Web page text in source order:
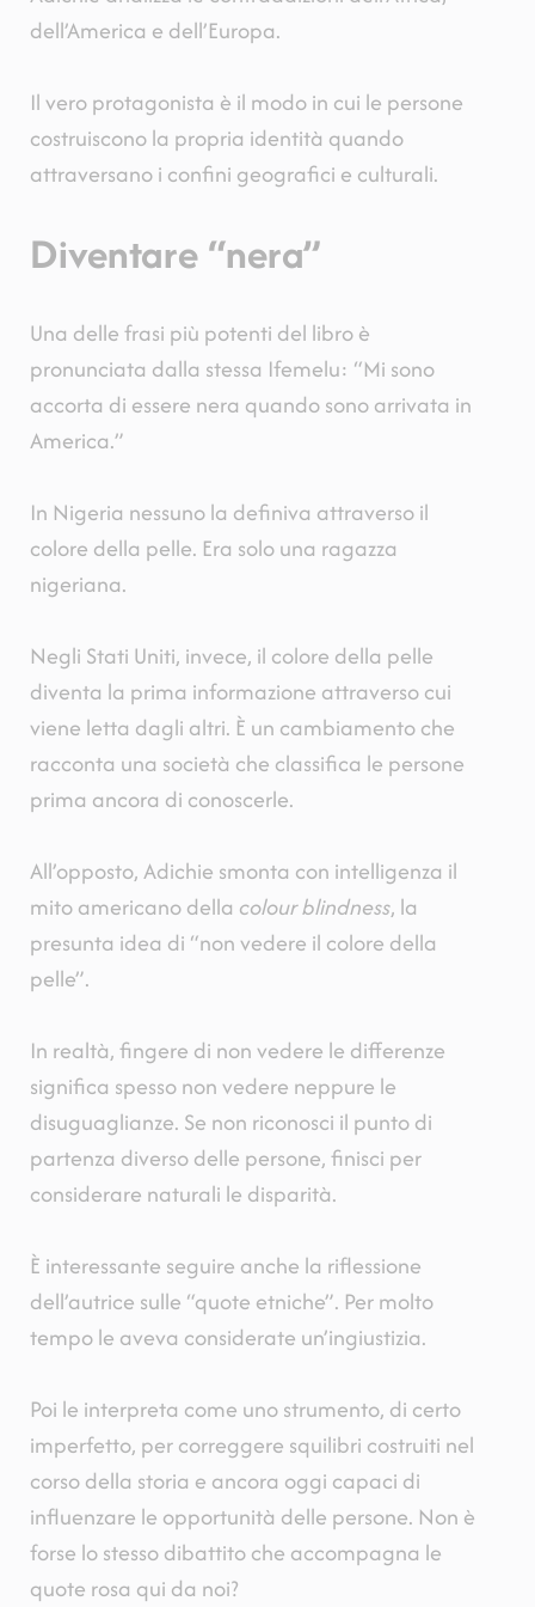
dell’America e dell’Europa.
Il vero protagonista è il modo in cui le persone
costruiscono la propria identità quando
attraversano i confini geografici e culturali.
Diventare “nera”
Una delle frasi più potenti del libro è
pronunciata dalla stessa Ifemelu: “Mi sono
accorta di essere nera quando sono arrivata in
America.”
In Nigeria nessuno la definiva attraverso il
colore della pelle. Era solo una ragazza
nigeriana.
Negli Stati Uniti, invece, il colore della pelle
diventa la prima informazione attraverso cui
viene letta dagli altri. È un cambiamento che
racconta una società che classifica le persone
prima ancora di conoscerle.
All’opposto, Adichie smonta con intelligenza il
mito americano della colour blindness, la
presunta idea di “non vedere il colore della
pelle”.
In realtà, fingere di non vedere le differenze
significa spesso non vedere neppure le
disuguaglianze. Se non riconosci il punto di
partenza diverso delle persone, finisci per
considerare naturali le disparità.
È interessante seguire anche la riflessione
dell’autrice sulle “quote etniche”. Per molto
tempo le aveva considerate un’ingiustizia.
Poi le interpreta come uno strumento, di certo
imperfetto, per correggere squilibri costruiti nel
corso della storia e ancora oggi capaci di
influenzare le opportunità delle persone. Non è
forse lo stesso dibattito che accompagna le
quote rosa qui da noi?